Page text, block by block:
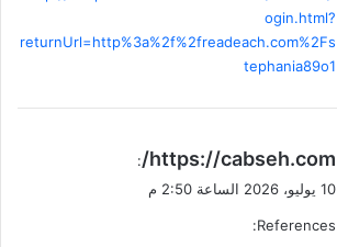
ogin.html?
returnUrl=http%3a%2f%2freadeach.com%2Fs
tephania89o1
ي
ق
ل
https://cabseh.com/
:
10 يوليو، 2026 الساعة 2:50 م
References: